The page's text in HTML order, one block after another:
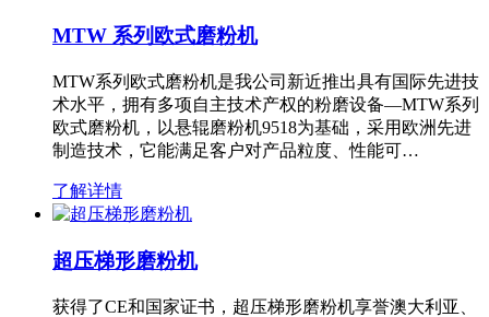
MTW 系列欧式磨粉机
MTW系列欧式磨粉机是我公司新近推出具有国际先进技
术水平，拥有多项自主技术产权的粉磨设备—MTW系列
欧式磨粉机，以悬辊磨粉机9518为基础，采用欧洲先进
制造技术，它能满足客户对产品粒度、性能可…
了解详情
超压梯形磨粉机
获得了CE和国家证书，超压梯形磨粉机享誉澳大利亚、